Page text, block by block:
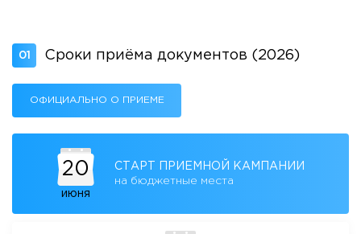
сб: с 10:00 до 15:30;
вс: выходной.
01 Сроки приёма документов (2026)
ОФИЦИАЛЬНО О ПРИЕМЕ
20
июня
СТАРТ ПРИЕМНОЙ КАМПАНИИ
на бюджетные места